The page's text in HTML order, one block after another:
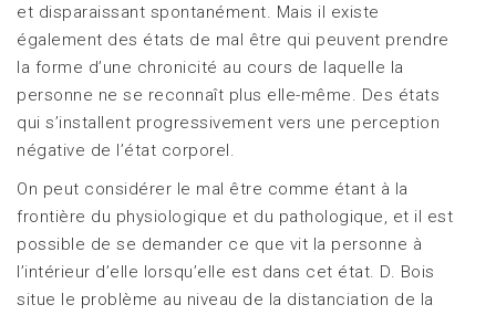
et disparaissant spontanément. Mais il existe
également des états de mal être qui peuvent prendre
la forme d’une chronicité au cours de laquelle la
personne ne se reconnaît plus elle-même. Des états
qui s’installent progressivement vers une perception
négative de l’état corporel.
On peut considérer le mal être comme étant à la
frontière du physiologique et du pathologique, et il est
possible de se demander ce que vit la personne à
l’intérieur d’elle lorsqu’elle est dans cet état. D. Bois
situe le problème au niveau de la distanciation de la